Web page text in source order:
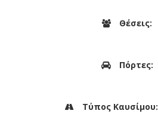
Θέσεις:
Πόρτες:
Τύπος Καυσίμου: